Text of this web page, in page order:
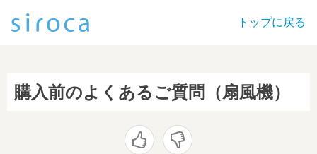
トップに戻る
購入前のよくあるご質問（扇風機）